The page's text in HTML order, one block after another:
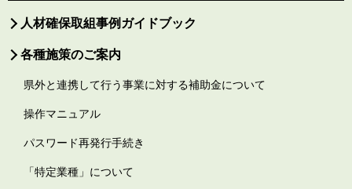
人材確保取組事例ガイドブック
各種施策のご案内
県外と連携して行う事業に対する補助金について
操作マニュアル
パスワード再発行手続き
「特定業種」について